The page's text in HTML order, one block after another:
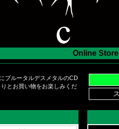
Online Store
ブルータルデスメタルのCD
とお買い物をお楽しみくだ